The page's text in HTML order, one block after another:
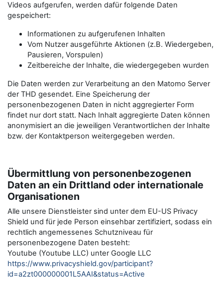
Videos aufgerufen, werden dafür folgende Daten
gespeichert:
Informationen zu aufgerufenen Inhalten
Vom Nutzer ausgeführte Aktionen (z.B. Wiedergeben,
Pausieren, Vorspulen)
Zeitbereiche der Inhalte, die wiedergegeben wurden
Die Daten werden zur Verarbeitung an den Matomo Server
der THD gesendet. Eine Speicherung der
personenbezogenen Daten in nicht aggregierter Form
findet nur dort statt. Nach Inhalt aggregierte Daten können
anonymisiert an die jeweiligen Verantwortlichen der Inhalte
bzw. der Kontaktperson weitergegeben werden.
Übermittlung von personenbezogenen
Daten an ein Drittland oder internationale
Organisationen
Alle unsere Dienstleister sind unter dem EU-US Privacy
Shield und für jede Person einsehbar zertifiziert, sodass ein
rechtlich angemessenes Schutzniveau für
personenbezogene Daten besteht:
Youtube (Youtube LLC) unter Google LLC
https://www.privacyshield.gov/participant?
id=a2zt000000001L5AAI&status=Active